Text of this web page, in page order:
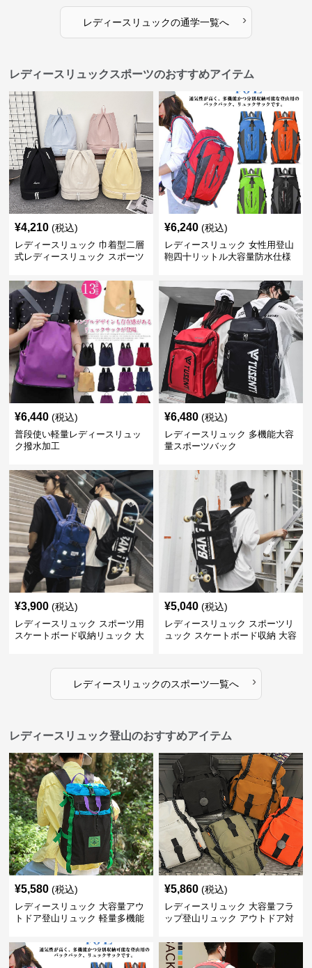
レディースリュックの通学一覧へ ›
レディースリュックスポーツのおすすめアイテム
¥4,210 (税込)
レディースリュック 巾着型二層
式レディースリュック スポーツ
¥6,240 (税込)
レディースリュック 女性用登山
鞄四十リットル大容量防水仕様
¥6,440 (税込)
普段使い軽量レディースリュッ
ク撥水加工
¥6,480 (税込)
レディースリュック 多機能大容
量スポーツバック
¥3,900 (税込)
レディースリュック スポーツ用
スケートボード収納リュック 大
¥5,040 (税込)
レディースリュック スポーツリ
ュック スケートボード収納 大容
レディースリュックのスポーツ一覧へ ›
レディースリュック登山のおすすめアイテム
¥5,580 (税込)
レディースリュック 大容量アウ
トドア登山リュック 軽量多機能
¥5,860 (税込)
レディースリュック 大容量フラ
ップ登山リュック アウトドア対